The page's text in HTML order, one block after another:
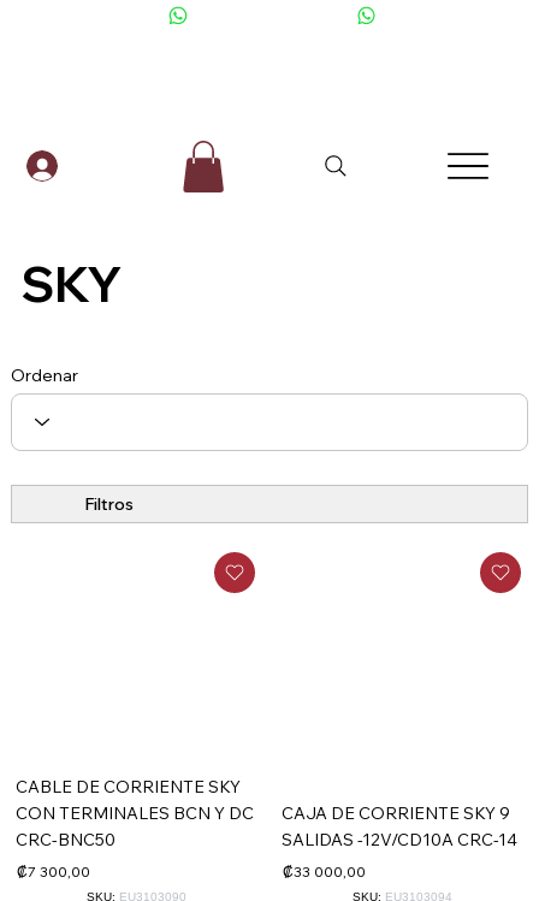
CABLE DE CORRIENTE SKY
CON TERMINALES BCN Y DC
CRC-BNC50
₡7 300,00
SKU: EU3103090
CAJA DE CORRIENTE SKY 9
SALIDAS -12V/CD10A CRC-14
₡33 000,00
SKU: EU3103094
SKY
Filtros
Ordenar